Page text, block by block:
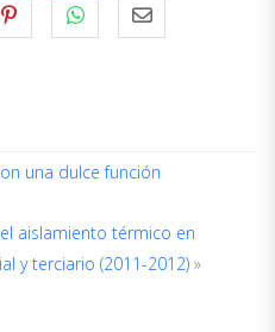
una dulce función
aislamiento térmico en
y terciario (2011-2012) »